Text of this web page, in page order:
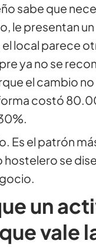
sabe que
le presentan
local parece
ya no se
el cambio
costó
Es el patrón
se
un
vale